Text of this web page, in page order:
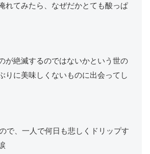
れてみたら、なぜだかとても酸っぱ
が絶滅するのではないかという世の
りに美味しくないものに出会ってし
で、一人で何日も悲しくドリップす